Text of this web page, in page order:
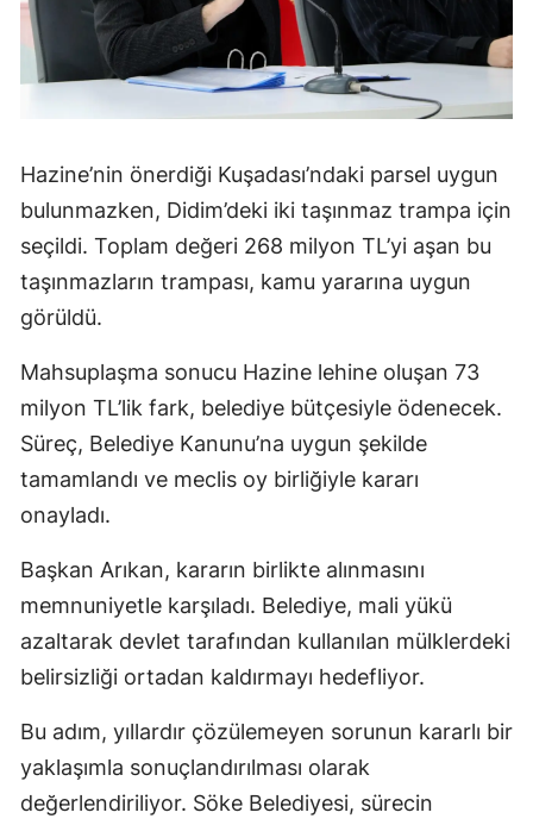
Hazine’nin önerdiği Kuşadası’ndaki parsel uygun
bulunmazken, Didim’deki iki taşınmaz trampa için
seçildi. Toplam değeri 268 milyon TL’yi aşan bu
taşınmazların trampası, kamu yararına uygun
görüldü.
Mahsuplaşma sonucu Hazine lehine oluşan 73
milyon TL’lik fark, belediye bütçesiyle ödenecek.
Süreç, Belediye Kanunu’na uygun şekilde
tamamlandı ve meclis oy birliğiyle kararı
onayladı.
Başkan Arıkan, kararın birlikte alınmasını
memnuniyetle karşıladı. Belediye, mali yükü
azaltarak devlet tarafından kullanılan mülklerdeki
belirsizliği ortadan kaldırmayı hedefliyor.
Bu adım, yıllardır çözülemeyen sorunun kararlı bir
yaklaşımla sonuçlandırılması olarak
değerlendiriliyor. Söke Belediyesi, sürecin